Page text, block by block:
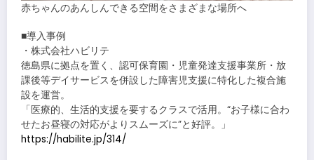
赤ちゃんのあんしんできる空間をさまざまな場所へ
■導入事例
・株式会社ハビリテ
徳島県に拠点を置く、認可保育園・児童発達支援事業所・放
課後等デイサービスを併設した障害児支援に特化した複合施
設を運営。
「医療的、生活的支援を要するクラスで活用。“お子様に合わ
せたお昼寝の対応がよりスムーズに”と好評。」
https://habilite.jp/314/